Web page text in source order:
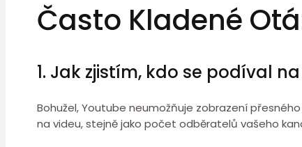
Často Kladené
1. Jak zjistím, kdo se podíval
Bohužel, Youtube neumožňuje zobrazení
na videu, stejně jako počet odběratelů vašeho